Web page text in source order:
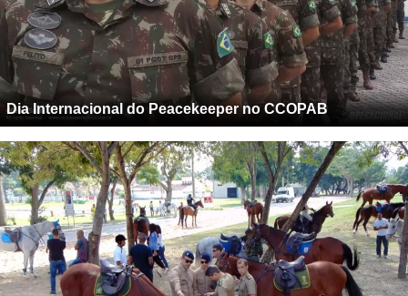
Dia Internacional do Peacekeeper no CCOPAB